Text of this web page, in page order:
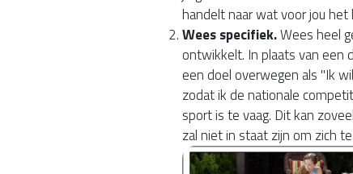
handelt naar wat voor jou het
Wees specifiek.Wees heel
ontwikkelt. In plaats van een
een doel overwegen als "Ik
zodat ik de nationale
sport is te vaag. Dit kan
zal niet in staat zijn om zich